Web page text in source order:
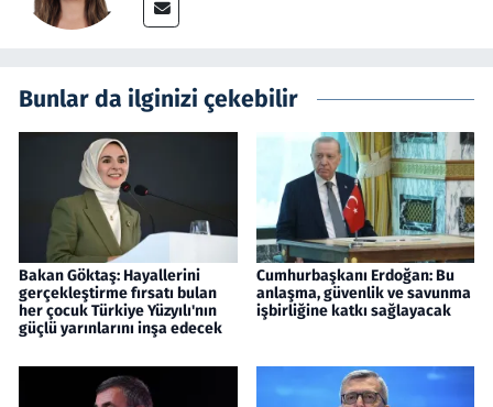
Bunlar da ilginizi çekebilir
Bakan Göktaş: Hayallerini
gerçekleştirme fırsatı bulan
her çocuk Türkiye Yüzyılı'nın
güçlü yarınlarını inşa edecek
Cumhurbaşkanı Erdoğan: Bu
anlaşma, güvenlik ve savunma
işbirliğine katkı sağlayacak